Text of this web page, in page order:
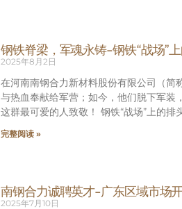
钢铁脊梁，军魂永铸-钢铁“战场”
2025年8月2日
在河南南钢合力新材料股份有限公司（简
与热血奉献给军营；如今，他们脱下军装
这群最可爱的人致敬！ 钢铁“战场”上的
完整阅读 »
南钢合力诚聘英才-广东区域市场
2025年7月10日